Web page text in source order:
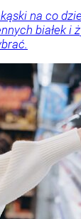
na co
białek i